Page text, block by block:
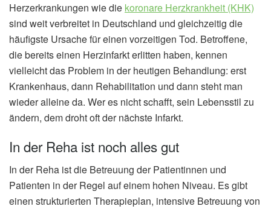
Herzerkrankungen wie die koronare Herzkrankheit (KHK)
sind weit verbreitet in Deutschland und gleichzeitig die
häufigste Ursache für einen vorzeitigen Tod. Betroffene,
die bereits einen Herzinfarkt erlitten haben, kennen
vielleicht das Problem in der heutigen Behandlung: erst
Krankenhaus, dann Rehabilitation und dann steht man
wieder alleine da. Wer es nicht schafft, sein Lebensstil zu
ändern, dem droht oft der nächste Infarkt.
In der Reha ist noch alles gut
In der Reha ist die Betreuung der Patientinnen und
Patienten in der Regel auf einem hohen Niveau. Es gibt
einen strukturierten Therapieplan, intensive Betreuung von